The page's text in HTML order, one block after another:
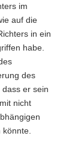
im
auf die
in ein
habe.
des
er sein
nicht